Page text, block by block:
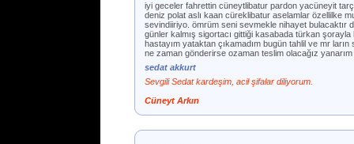
iyi geceler fahrettin cüneytlibatur pardon yacüneyit
deniz polat aslı kaan cüreklibatur aselamlar özellilke
sevindiiriyo. ömrüm seni sevmekle nihayet bulacaktır
günler kalmış sigortacı gittiği kasabada türkan
hastayım yataktan çıkamadım bugün tahlil ve mr
ne zaman gönderirse ozaman teslim olacağız
sedat akkurt
Sevgili Sedat kardeşim, acil şifalar diliyorum.
Cüneyt Arkın